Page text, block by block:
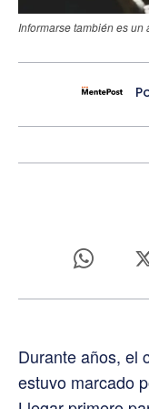
Informarse también es un
Durante años, el
estuvo marcado